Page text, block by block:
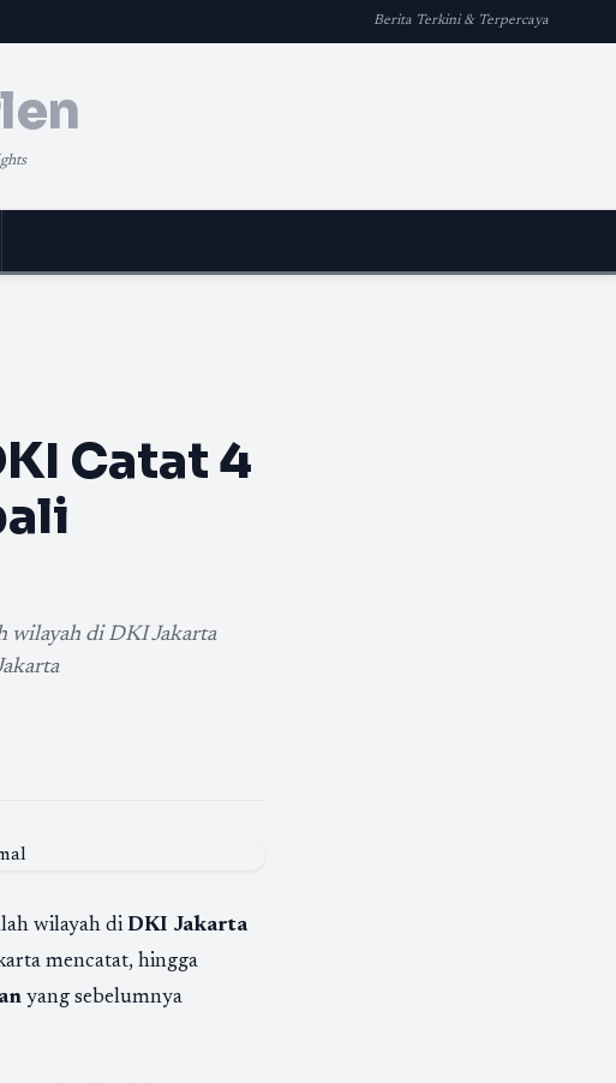
Berita Terkini & Terpercaya
Catat 4
wilayah di DKI Jakarta
wilayah di DKI Jakarta
mencatat, hingga
yang sebelumnya